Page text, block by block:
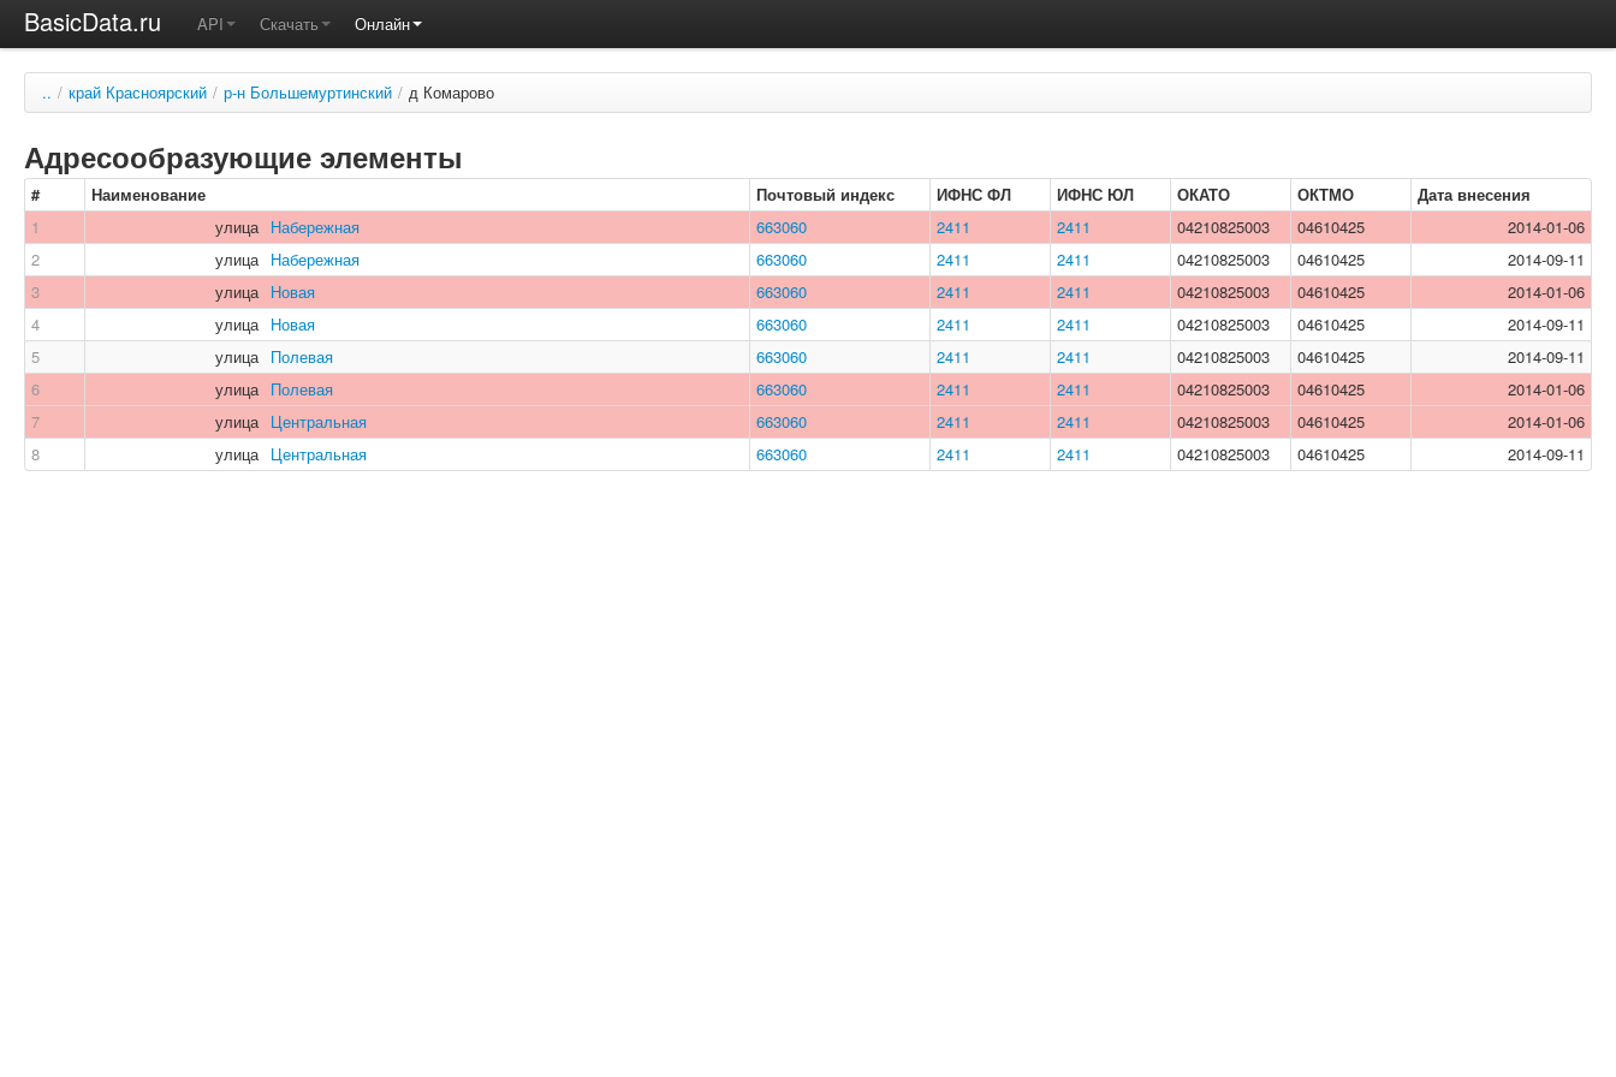
BasicData.ru API Скачать Онлайн
.. / край Красноярский / р-н Большемуртинский / д Комарово
Адресообразующие элементы
# Наименование Почтовый индекс ИФНС ФЛ ИФНС ЮЛ ОКАТО ОКТМО
Дата внесения
1
улица Набережная 663060 2411 2411 04210825003 04610425
2014-01-06
2
улица Набережная 663060 2411 2411 04210825003 04610425
2014-09-11
3
улица Новая 663060 2411 2411 04210825003 04610425
2014-01-06
4
улица Новая 663060 2411 2411 04210825003 04610425
2014-09-11
5
улица Полевая 663060 2411 2411 04210825003 04610425
2014-09-11
6
улица Полевая 663060 2411 2411 04210825003 04610425
2014-01-06
7
улица Центральная 663060 2411 2411 04210825003 04610425
2014-01-06
8
улица Центральная 663060 2411 2411 04210825003 04610425 2014-09-11